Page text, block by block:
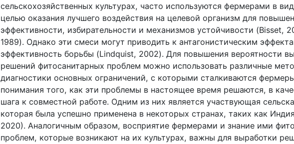
сельскохозяйственных культурах, часто используются фермерами в
целью оказания лучшего воздействия на целевой организм для
эффективности, избирательности и механизмов устойчивости (Bisset,
1989). Однако эти смеси могут приводить к антагонистическим
эффективность борьбы (Lindquist, 2002). Для повышения вероятности
решений фитосанитарных проблем можно использовать различные
диагностики основных ограничений, с которыми сталкиваются
понимания того, как эти проблемы в настоящее время решаются, в
шага к совместной работе. Одним из них является участвующая
которая была успешно применена в некоторых странах, таких как
2020). Аналогичным образом, восприятие фермерами и знание ими
проблем, которые возникают на их культурах, важны для выработки